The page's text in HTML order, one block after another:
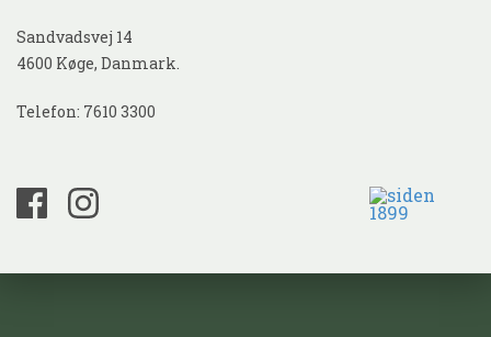
Sandvadsvej 14
4600 Køge, Danmark.
Telefon: 7610 3300